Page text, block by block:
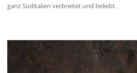
ganz Süditalien verbreitet und beliebt.